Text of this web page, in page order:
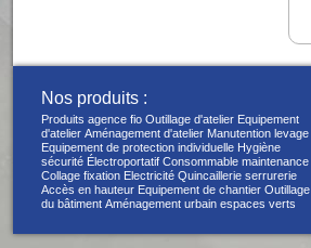
Nos produits :
Produits agence fio Outillage d'atelier Equipement
d'atelier Aménagement d'atelier Manutention levage
Equipement de protection individuelle Hygiène
sécurité Électroportatif Consommable maintenance
Collage fixation Electricité Quincaillerie serrurerie
Accès en hauteur Equipement de chantier Outillage
du bâtiment Aménagement urbain espaces verts